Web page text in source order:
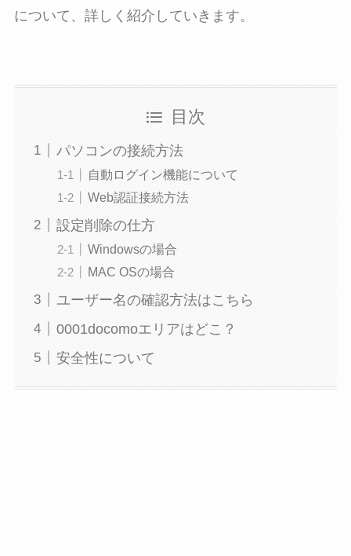
について、詳しく紹介していきます。
目次
パソコンの接続方法
自動ログイン機能について
Web認証接続方法
設定削除の仕方
Windowsの場合
MAC OSの場合
ユーザー名の確認方法はこちら
0001docomoエリアはどこ？
安全性について